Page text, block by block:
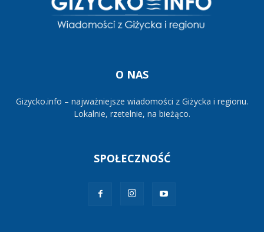
O NAS
Gizycko.info – najważniejsze wiadomości z Giżycka i regionu.
Lokalnie, rzetelnie, na bieżąco.
SPOŁECZNOŚĆ